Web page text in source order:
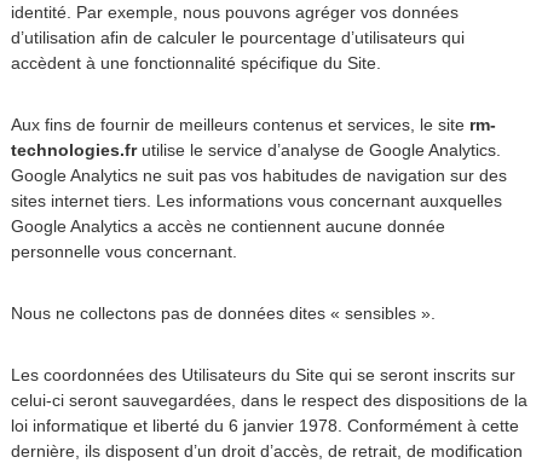
identité. Par exemple, nous pouvons agréger vos données
d’utilisation afin de calculer le pourcentage d’utilisateurs qui
accèdent à une fonctionnalité spécifique du Site.
Aux fins de fournir de meilleurs contenus et services, le site rm-
technologies.frutilise le service d’analyse de Google Analytics.
Google Analytics ne suit pas vos habitudes de navigation sur des
sites internet tiers. Les informations vous concernant auxquelles
Google Analytics a accès ne contiennent aucune donnée
personnelle vous concernant.
Nous ne collectons pas de données dites « sensibles ».
Les coordonnées des Utilisateurs du Site qui se seront inscrits sur
celui-ci seront sauvegardées, dans le respect des dispositions de la
loi informatique et liberté du 6 janvier 1978. Conformément à cette
dernière, ils disposent d’un droit d’accès, de retrait, de modification